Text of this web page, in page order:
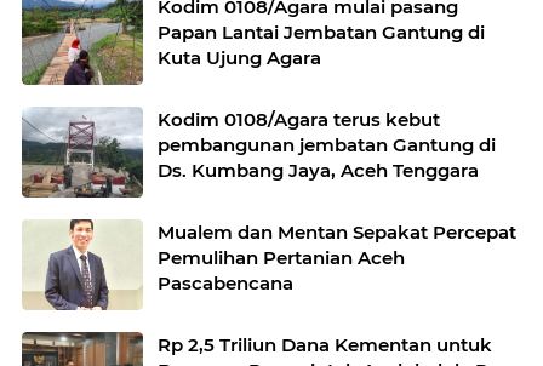
Kodim 0108/Agara mulai pasang
Papan Lantai Jembatan Gantung di
Kuta Ujung Agara
Kodim 0108/Agara terus kebut
pembangunan jembatan Gantung di
Ds. Kumbang Jaya, Aceh Tenggara
Mualem dan Mentan Sepakat Percepat
Pemulihan Pertanian Aceh
Pascabencana
Rp 2,5 Triliun Dana Kementan untuk